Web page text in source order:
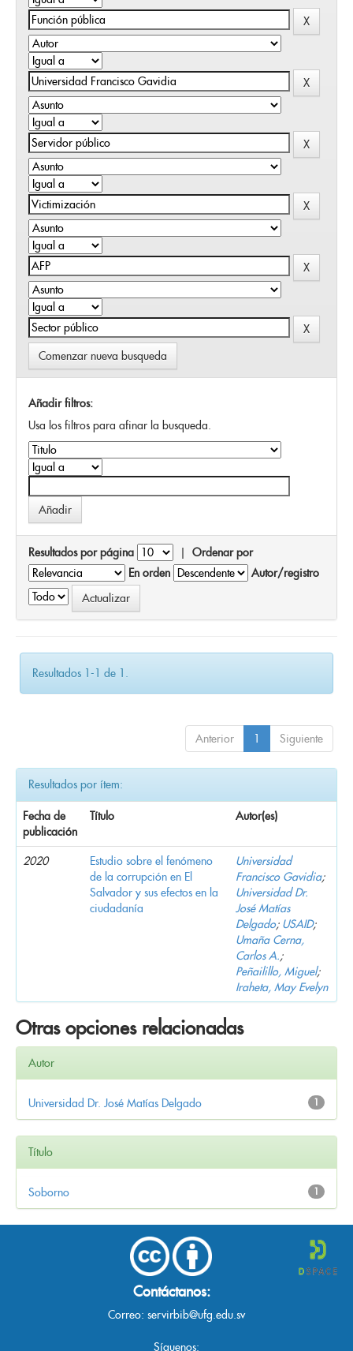
Comenzar nueva busqueda
Añadir filtros:
Usa los filtros para afinar la busqueda.
Resultados por página | Ordenar por
En orden
Autor/registro
Resultados 1-1 de 1.
Anterior 1 Siguiente
Resultados por ítem:
Fecha de
publicación
Título Autor(es)
2020
Estudio sobre el fenómeno
de la corrupción en El
Salvador y sus efectos en la
ciudadanía
Universidad
Francisco Gavidia;
Universidad Dr.
José Matías
Delgado; USAID;
Umaña Cerna,
Carlos A.;
Peñailillo, Miguel;
Iraheta, May Evelyn
Otras opciones relacionadas
Autor
1
Universidad Dr. José Matías Delgado
Título
1
Soborno
Contáctanos:
Correo: servirbib@ufg.edu.sv
Síguenos: